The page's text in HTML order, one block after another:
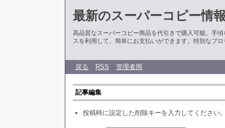
最新のスーパーコピー情
高品質なスーパーコピー商品を代引きで購入可能。手
スを利用して、簡単にお支払いができます。特別なプ
戻る RSS 管理者用
記事編集
投稿時に設定した削除キーを入力してください